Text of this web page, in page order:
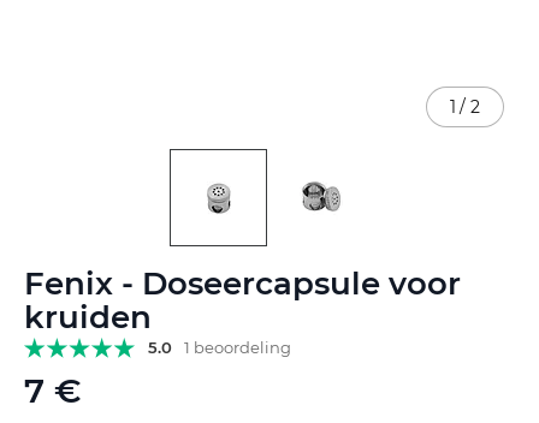
Fenix - Doseercapsule voor
kruiden
5.0 1 beoordeling
7 €
1 / 2
naar
het
begin
van
de
afbeeldingen-